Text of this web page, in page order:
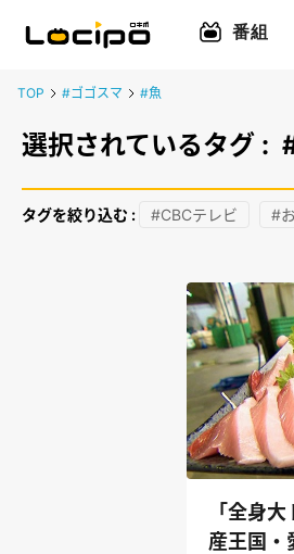
番組
TOP #ゴゴスマ #魚
選択されているタグ :
タグを絞り込む : #CBCテレビ #
「全身
産王国・